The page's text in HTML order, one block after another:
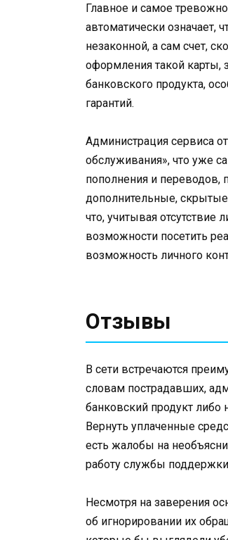
Главное и самое
автоматически означает,
незаконной, а сам счет,
оформления такой карты,
банковского продукта,
гарантий.
Администрация сервиса
обслуживания», что уже
пополнения и переводов,
дополнительные,
что, учитывая отсутствие
возможности посетить
возможность личного
Отзывы
В сети встречаются
словам пострадавших,
банковский продукт либо
Вернуть уплаченные
есть жалобы на
работу службы
Несмотря на заверения
об игнорировании их